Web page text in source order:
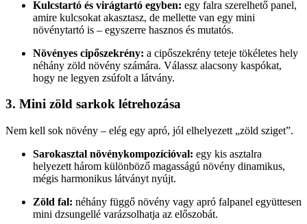
Kulcstartó és virágtartó egyben: egy falra szerelhető panel,
amire kulcsokat akasztasz, de mellette van egy mini
növénytartó is – egyszerre hasznos és mutatós.
Növényes cipőszekrény: a cipőszekrény teteje tökéletes hely
néhány zöld növény számára. Válassz alacsony kaspókat,
hogy ne legyen zsúfolt a látvány.
3. Mini zöld sarkok létrehozása
Nem kell sok növény – elég egy apró, jól elhelyezett „zöld sziget”.
Sarokasztal növénykompozícióval: egy kis asztalra
helyezett három különböző magasságú növény dinamikus,
mégis harmonikus látványt nyújt.
Zöld fal: néhány függő növény vagy apró falpanel együttesen
mini dzsungellé varázsolhatja az előszobát.